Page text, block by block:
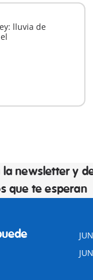
lluvia de
la newsletter y
que te esperan